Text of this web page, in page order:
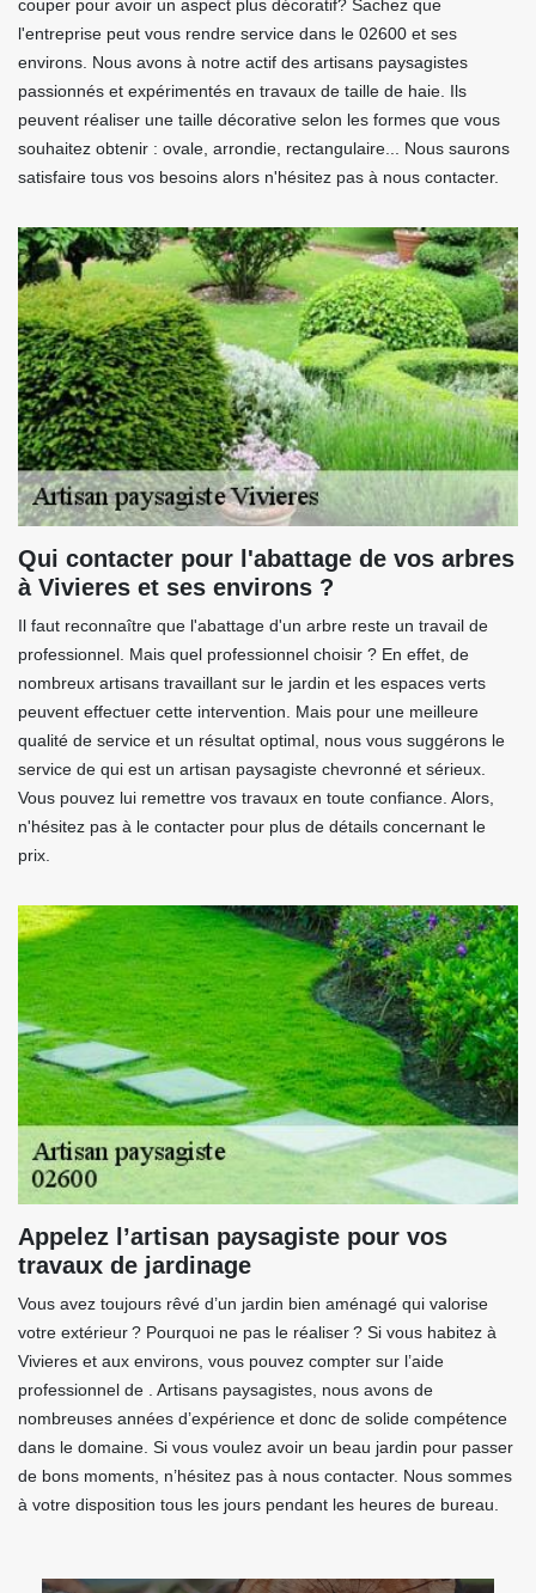
couper pour avoir un aspect plus décoratif? Sachez que
l'entreprise peut vous rendre service dans le 02600 et ses
environs. Nous avons à notre actif des artisans paysagistes
passionnés et expérimentés en travaux de taille de haie. Ils
peuvent réaliser une taille décorative selon les formes que vous
souhaitez obtenir : ovale, arrondie, rectangulaire... Nous saurons
satisfaire tous vos besoins alors n'hésitez pas à nous contacter.
Qui contacter pour l'abattage de vos arbres
à Vivieres et ses environs ?
Il faut reconnaître que l'abattage d'un arbre reste un travail de
professionnel. Mais quel professionnel choisir ? En effet, de
nombreux artisans travaillant sur le jardin et les espaces verts
peuvent effectuer cette intervention. Mais pour une meilleure
qualité de service et un résultat optimal, nous vous suggérons le
service de qui est un artisan paysagiste chevronné et sérieux.
Vous pouvez lui remettre vos travaux en toute confiance. Alors,
n'hésitez pas à le contacter pour plus de détails concernant le
prix.
Appelez l’artisan paysagiste pour vos
travaux de jardinage
Vous avez toujours rêvé d’un jardin bien aménagé qui valorise
votre extérieur ? Pourquoi ne pas le réaliser ? Si vous habitez à
Vivieres et aux environs, vous pouvez compter sur l’aide
professionnel de . Artisans paysagistes, nous avons de
nombreuses années d’expérience et donc de solide compétence
dans le domaine. Si vous voulez avoir un beau jardin pour passer
de bons moments, n’hésitez pas à nous contacter. Nous sommes
à votre disposition tous les jours pendant les heures de bureau.